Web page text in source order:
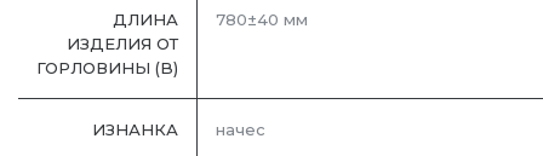
ДЛИНА
ИЗДЕЛИЯ ОТ
ГОРЛОВИНЫ (B)
780±40 мм
ИЗНАНКА начес